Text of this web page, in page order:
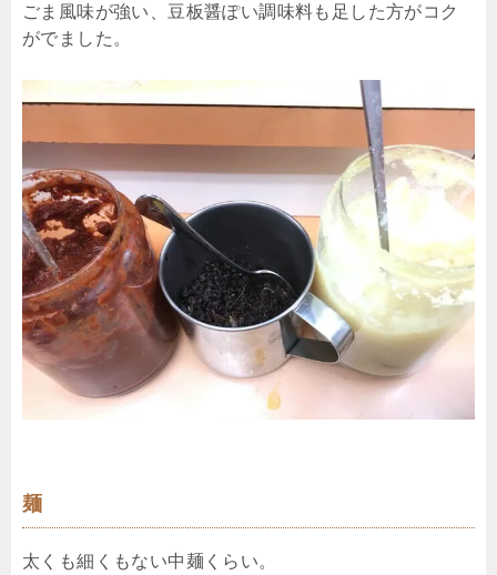
ごま風味が強い、豆板醤ぽい調味料も足した方がコク
がでました。
麺
太くも細くもない中麺くらい。